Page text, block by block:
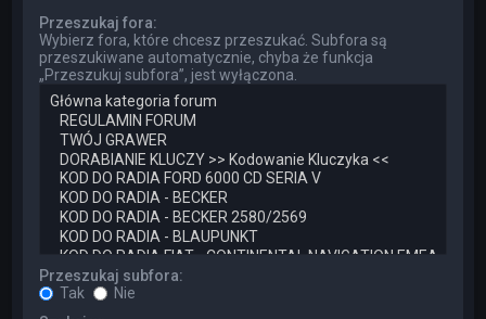
Przeszukaj fora:
Wybierz fora, które chcesz przeszukać. Subfora są
przeszukiwane automatycznie, chyba że funkcja
„Przeszukuj subfora”, jest wyłączona.
Przeszukaj subfora:
Tak
Nie